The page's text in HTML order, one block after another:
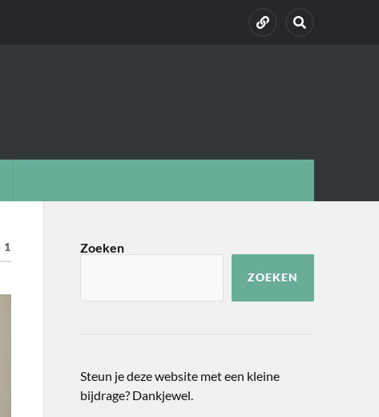
1 Zoeken
ZOEKEN
Steun je deze website met een kleine
bijdrage? Dankjewel.